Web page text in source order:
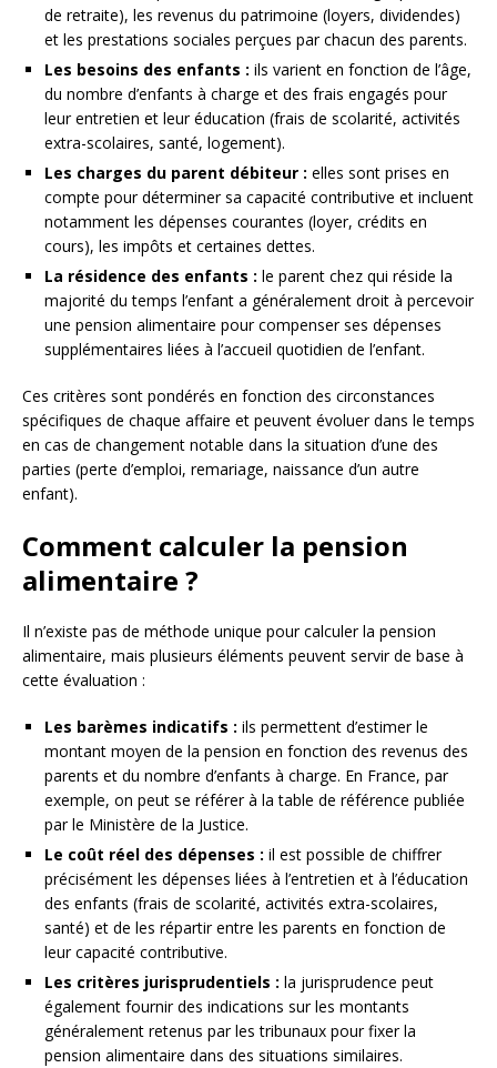
de retraite), les revenus du patrimoine (loyers, dividendes)
et les prestations sociales perçues par chacun des parents.
Les besoins des enfants : ils varient en fonction de l’âge,
du nombre d’enfants à charge et des frais engagés pour
leur entretien et leur éducation (frais de scolarité, activités
extra-scolaires, santé, logement).
Les charges du parent débiteur : elles sont prises en
compte pour déterminer sa capacité contributive et incluent
notamment les dépenses courantes (loyer, crédits en
cours), les impôts et certaines dettes.
La résidence des enfants : le parent chez qui réside la
majorité du temps l’enfant a généralement droit à percevoir
une pension alimentaire pour compenser ses dépenses
supplémentaires liées à l’accueil quotidien de l’enfant.
Ces critères sont pondérés en fonction des circonstances
spécifiques de chaque affaire et peuvent évoluer dans le temps
en cas de changement notable dans la situation d’une des
parties (perte d’emploi, remariage, naissance d’un autre
enfant).
Comment calculer la pension
alimentaire ?
Il n’existe pas de méthode unique pour calculer la pension
alimentaire, mais plusieurs éléments peuvent servir de base à
cette évaluation :
Les barèmes indicatifs : ils permettent d’estimer le
montant moyen de la pension en fonction des revenus des
parents et du nombre d’enfants à charge. En France, par
exemple, on peut se référer à la table de référence publiée
par le Ministère de la Justice.
Le coût réel des dépenses : il est possible de chiffrer
précisément les dépenses liées à l’entretien et à l’éducation
des enfants (frais de scolarité, activités extra-scolaires,
santé) et de les répartir entre les parents en fonction de
leur capacité contributive.
Les critères jurisprudentiels : la jurisprudence peut
également fournir des indications sur les montants
généralement retenus par les tribunaux pour fixer la
pension alimentaire dans des situations similaires.